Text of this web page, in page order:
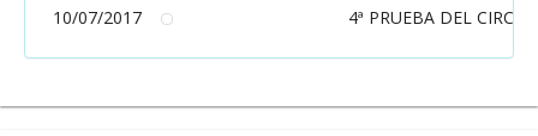
10/07/2017
4ª PRUEBA DEL